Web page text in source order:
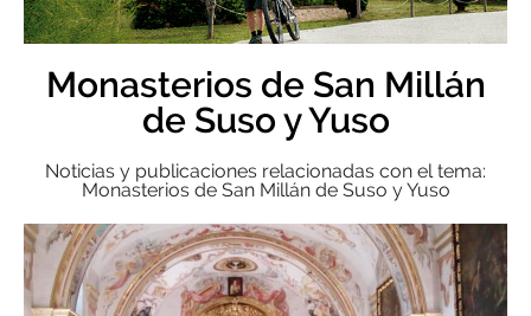
Monasterios de San Millán
de Suso y Yuso
Noticias y publicaciones relacionadas con el tema:
Monasterios de San Millán de Suso y Yuso